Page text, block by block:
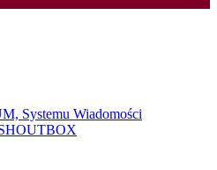
Systemu Wiadomości